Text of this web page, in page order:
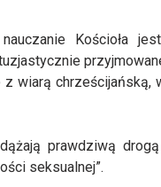
Kościoła
wiarą
prawdziwą
seksualnej”.